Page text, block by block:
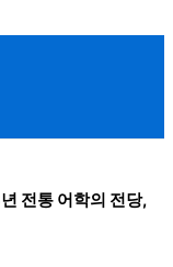
전통 어학의 전당,